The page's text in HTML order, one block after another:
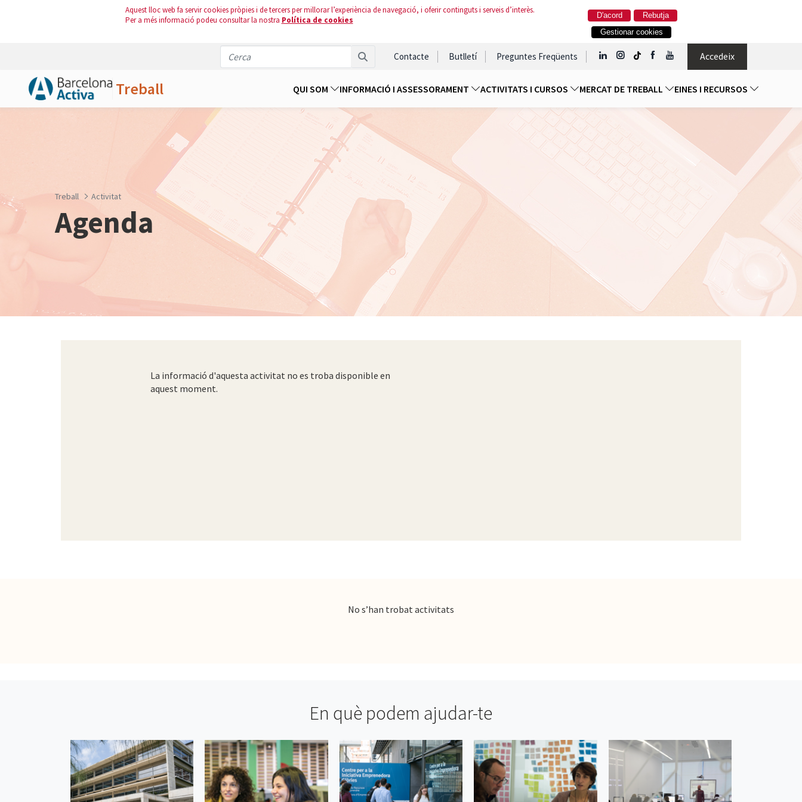
Aquest lloc web fa servir cookies pròpies i de tercers per millorar l’experiència de navegació, i oferir continguts i serveis d’interès.
Per a més informació podeu consultar la nostra Política de cookies Rebutja
D'acord
Gestionar cookies
Contacte Butlletí Preguntes Freqüents Accedeix
Treball QUI SOM INFORMACIÓ I ASSESSORAMENT ACTIVITATS I CURSOS MERCAT DE TREBALL EINES I RECURSOS
Treball Activitat
Agenda
La informació d'aquesta activitat no es troba disponible en
aquest moment.
No s’han trobat activitats
En què podem ajudar-te